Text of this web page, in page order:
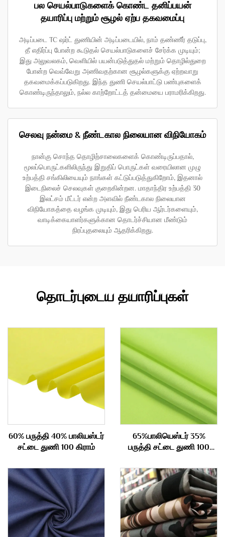
பல செயல்பாடுகளைக் கொண்ட தனிப்பயன்
தயாரிப்பு மற்றும் சூழல் ஏற்ப தகவமைப்பு
அடிப்படை TC ஷர்ட் துணியின் அடிப்படையில், நாம் தண்ணீர் தடுப்பு,
தீ எதிர்ப்பு போன்ற கூடுதல் செயல்பாடுகளைச் சேர்க்க முடியும்;
இது அலுவலகம், வெளியில் பயன்படுத்துதல் மற்றும் தொழில்துறை
போன்ற வெவ்வேறு அணிவதற்கான சூழல்களுக்கு ஏற்றவாறு
தகவமைக்கப்படுகிறது. இந்த துணி செயல்பாட்டு பண்புகளைக்
கொண்டிருந்தாலும், நல்ல காற்றோட்டத் தன்மையை பராமரிக்கிறது.
செலவு நன்மை & நீண்டகால நிலையான விநியோகம்
நான்கு சொந்த தொழிற்சாலைகளைக் கொண்டிருப்பதால்,
மூலப்பொருட்களிலிருந்து இறுதிப் பொருட்கள் வரையிலான முழு
உற்பத்தி சங்கிலியையும் நாங்கள் கட்டுப்படுத்துகிறோம், இதனால்
இடைநிலைச் செலவுகள் குறைகின்றன. மாதாந்திர உற்பத்தி 30
இலட்சம் மீட்டர் என்ற அளவில் நீண்டகால நிலையான
விநியோகத்தை வழங்க முடியும், இது பெரிய ஆர்டர்களையும்,
வாடிக்கையாளர்களுக்கான தொடர்ச்சியான மீண்டும்
நிரப்புதலையும் ஆதரிக்கிறது.
தொடர்புடைய தயாரிப்புகள்
60% பருத்தி 40% பாலியஸ்டர்
சட்டை துணி 100 கிராம்
65%பாலியெஸ்டர் 35%
பருத்தி சட்டை துணி 100